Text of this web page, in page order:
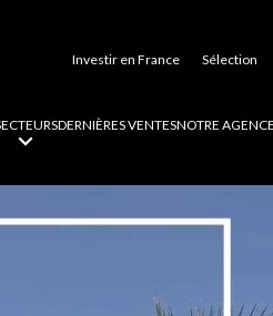
Investir en France Sélection
DERNIÈRES VENTESNOTRE AGENCE